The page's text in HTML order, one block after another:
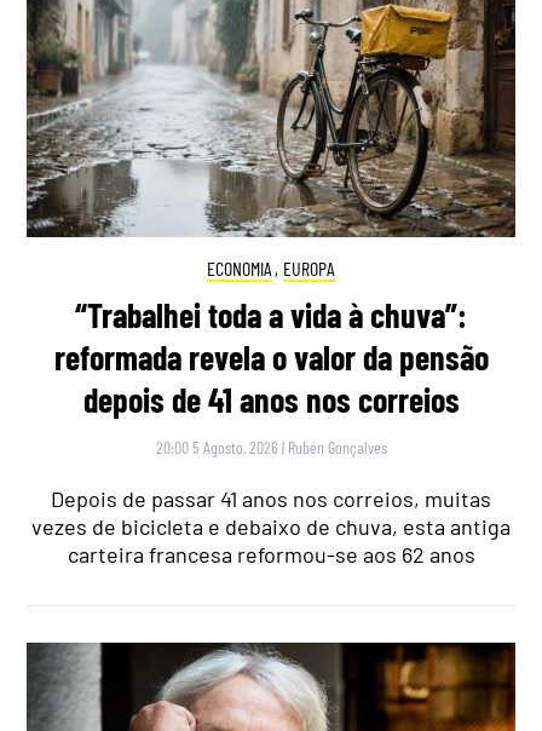
ECONOMIA , EUROPA
“Trabalhei toda a vida à chuva”:
reformada revela o valor da pensão
depois de 41 anos nos correios
20:00 5 Agosto, 2026 | Rubén Gonçalves
Depois de passar 41 anos nos correios, muitas
vezes de bicicleta e debaixo de chuva, esta antiga
carteira francesa reformou-se aos 62 anos